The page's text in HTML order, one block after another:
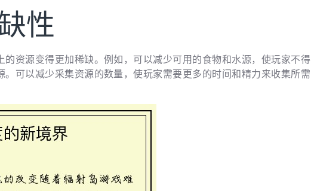
性
的资源变得更加稀缺。例如，可以减少可用的食物和水源，使玩家不得
。可以减少采集资源的数量，使玩家需要更多的时间和精力来收集所需